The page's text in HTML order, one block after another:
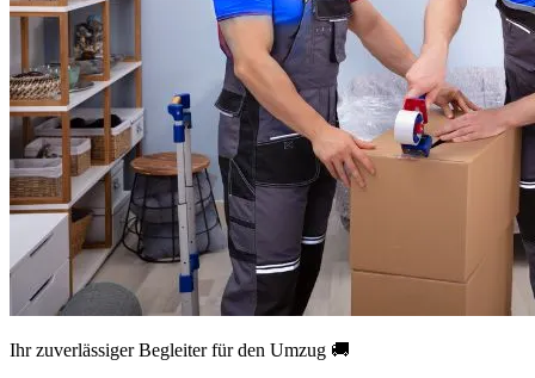
Ihr zuverlässiger Begleiter für den Umzug 🚚